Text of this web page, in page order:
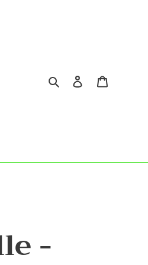
Rechercher
Se
-